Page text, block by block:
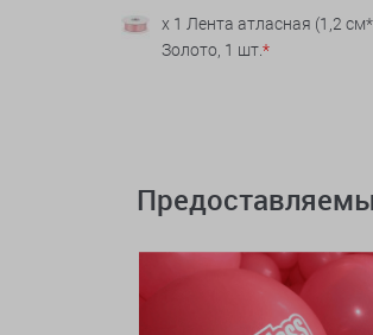
x 1 Лента атласная (1,2
Золото, 1 шт.*